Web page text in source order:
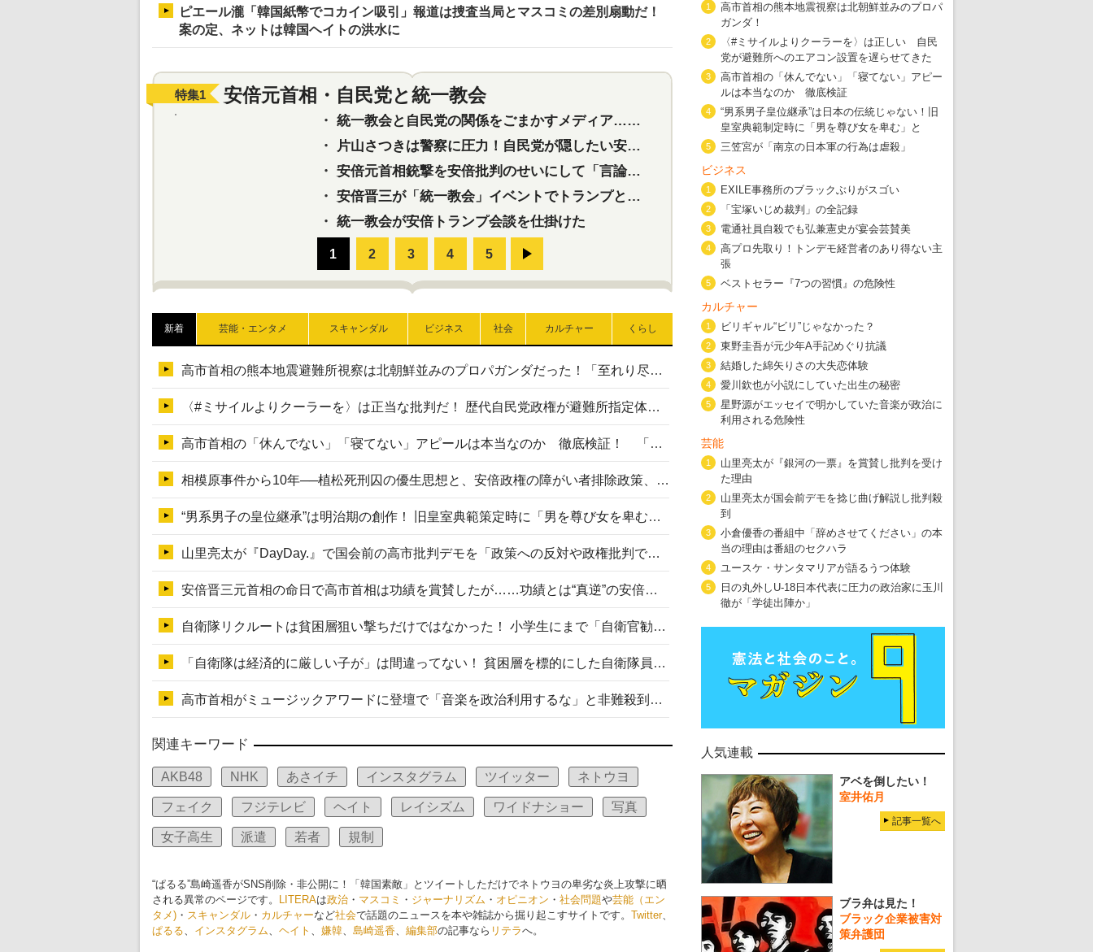
ピエール瀧「韓国紙幣でコカイン吸引」報道は捜査当局とマスコミの差別扇動だ！
案の定、ネットは韓国ヘイトの洪水に
特集1 安倍元首相・自民党と統一教会
・ 統一教会と自民党の関係をごまかすメディア…民放は有田芳生に発言自粛を要求
・
片山さつきは警察に圧力！自民党が隠したい安倍元首相と統一教会の深い関係
・ 安倍元首相銃撃を安倍批判のせいにして「言論封殺」に利用する自民党応援団
・ 安倍晋三が「統一教会」イベントでトランプと演説！同性婚や夫婦別姓を攻撃
・ 統一教会が安倍トランプ会談を仕掛けた
2 東京五輪強行開催特別企画 大ウソだら
・ 五輪入場行進にすぎやまこういちの曲、杉田水脈の
・ 大ウソだらけの東京五輪！ 安倍・菅・森はどんな嘘を
・ 五輪関係者が入国当日、築地を散歩！
・
五輪でIOCラウンジ以外にVIPルーム、広告代理店は物品購入
新着 芸能・エンタメ スキャンダル ビジネス 社会 カルチャー くらし
高市首相の熊本地震避難所視察は北朝鮮並みのプロパガンダだった！「至れり尽くせり」の選ばれた避難所の一方で実態は…
〈#ミサイルよりクーラーを〉は正当な批判だ！ 歴代自民党政権が避難所指定体育館へのエアコン設置を遅らせてきた客観的事実
高市首相の「休んでない」「寝てない」アピールは本当なのか 徹底検証！ 「資料読み込み」「アイロンがけ」も矛盾だらけ…
相模原事件から10年──植松死刑囚の優生思想と、安倍政権の障がい者排除政策、右派勢力の差別主義との関係を改めて問う
“男系男子の皇位継承”は明治期の創作！ 旧皇室典範策定時に「男を尊び女を卑むの慣習、人民の脳髄」とトンデモ論で女性天皇を否定
山里亮太が『DayDay.』で国会前の高市批判デモを「政策への反対や政権批判でない」と捻じ曲げ解説 デモ参加者から批判殺到
安倍晋三元首相の命日で高市首相は功績を賞賛したが……功績とは“真逆”の安倍元首相のトンデモ発言を振り返る
自衛隊リクルートは貧困層狙い撃ちだけではなかった！ 小学生にまで「自衛官勧誘」目的のパンフレット作成
「自衛隊は経済的に厳しい子が」は間違ってない！ 貧困層を標的にした自衛隊員募集、やす子、山上被告も…日本でも進む“経済的徴兵制”
高市首相がミュージックアワードに登壇で「音楽を政治利用するな」と非難殺到！ MAJの国策的本質を批判する声も
関連キーワード
AKB48 NHK あさイチ インスタグラム ツイッター ネトウヨ
フェイク フジテレビ ヘイト レイシズム ワイドナショー 写真
女子高生 派遣 若者 規制
“ぱるる”島崎遥香がSNS削除・非公開に！「韓国素敵」とツイートしただけでネトウヨの卑劣な炎上攻撃に晒
される異常のページです。
LITERAは政治 ・ マスコミ ・ ジャーナリズム ・ オピニオン ・ 社会問題や芸能（エン
タメ) ・ スキャンダル ・ カルチャーなど社会で話題のニュースを本や雑誌から掘り起こすサイトです。 Twitter、
ぱるる、 インスタグラム、 ヘイト 、 嫌韓、 島崎遥香、 編集部の記事なら リテラへ。
1
高市首相の熊本地震視察は北朝鮮並みのプロパ
ガンダ！
2
〈#ミサイルよりクーラーを〉は正しい 自民
党が避難所へのエアコン設置を遅らせてきた
3
高市首相の「休んでない」「寝てない」アピー
ルは本当なのか 徹底検証
4
“男系男子皇位継承”は日本の伝統じゃない！旧
皇室典範制定時に「男を尊び女を卑む」と
5 三笠宮が「南京の日本軍の行為は虐殺」
ビジネス
1 EXILE事務所のブラックぶりがスゴい
2 「宝塚いじめ裁判」の全記録
3 電通社員自殺でも弘兼憲史が宴会芸賛美
4
高プロ先取り！トンデモ経営者のあり得ない主
張
5 ベストセラー『7つの習慣』の危険性
カルチャー
1 ビリギャル“ビリ”じゃなかった？
2 東野圭吾が元少年A手記めぐり抗議
3 結婚した綿矢りさの大失恋体験
4 愛川欽也が小説にしていた出生の秘密
5
星野源がエッセイで明かしていた音楽が政治に
利用される危険性
芸能
1
山里亮太が『銀河の一票』を賞賛し批判を受け
た理由
2
山里亮太が国会前デモを捻じ曲げ解説し批判殺
到
3
小倉優香の番組中「辞めさせてください」の本
当の理由は番組のセクハラ
4 ユースケ・サンタマリアが語るうつ体験
5
日の丸外しU-18日本代表に圧力の政治家に玉川
徹が「学徒出陣か」
人気連載
アベを倒したい！
室井佑月
記事一覧へ
ブラ弁は見た！
ブラック企業被害対
策弁護団